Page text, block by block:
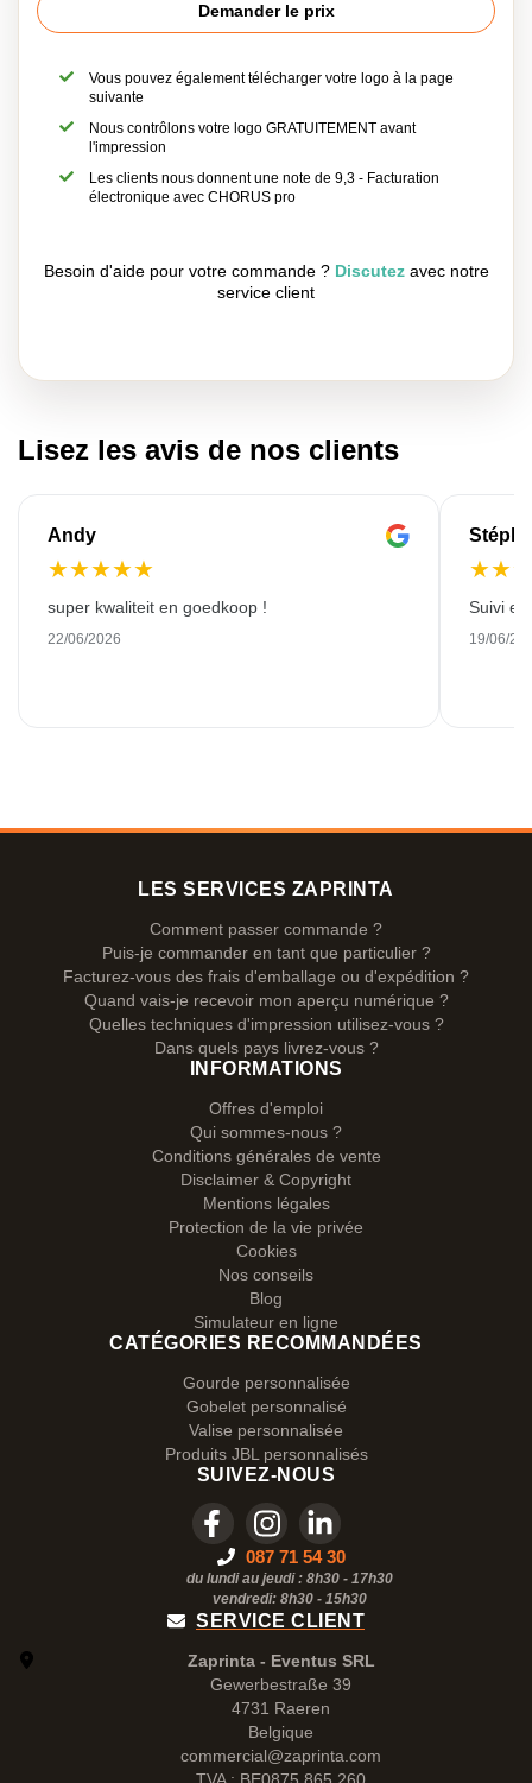
Demander le prix
Vous pouvez également télécharger votre logo à la page
suivante
Nous contrôlons votre logo GRATUITEMENT avant
l'impression
Les clients nous donnent une note de 9,3 - Facturation
électronique avec CHORUS pro
Besoin d'aide pour votre commande ? Discutezavec notre
service client
Lisez les avis de nos clients
Andy
★★★★★
super kwaliteit en goedkoop !
22/06/2026
★★
Suivi et
19/06/
LES SERVICES ZAPRINTA
Comment passer commande ?
Puis-je commander en tant que particulier ?
Facturez-vous des frais d'emballage ou d'expédition ?
Quand vais-je recevoir mon aperçu numérique ?
Quelles techniques d'impression utilisez-vous ?
Dans quels pays livrez-vous ?
INFORMATIONS
Offres d'emploi
Qui sommes-nous ?
Conditions générales de vente
Disclaimer & Copyright
Mentions légales
Protection de la vie privée
Cookies
Nos conseils
Blog
Simulateur en ligne
CATÉGORIES RECOMMANDÉES
Gourde personnalisée
Gobelet personnalisé
Valise personnalisée
Produits JBL personnalisés
SUIVEZ-NOUS
087 71 54 30
du lundi au jeudi : 8h30 - 17h30
vendredi: 8h30 - 15h30
SERVICE CLIENT
Zaprinta - Eventus SRL
Gewerbestraße 39
4731 Raeren
Belgique
commercial@zaprinta.com